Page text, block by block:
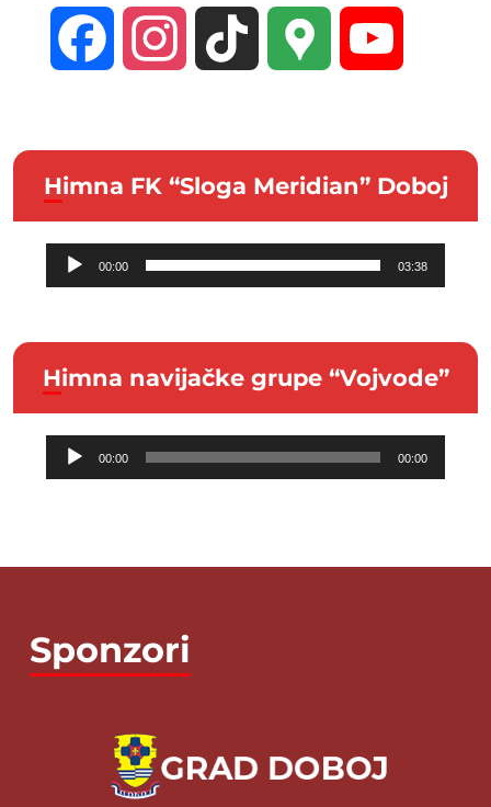
Facebook Instagram TikTok Google
Himna FK “Sloga Meridian” Doboj
Audio
Player
00:00 03:38
Himna navijačke grupe “Vojvode”
Audio
Player
00:00 00:00
Sponzori